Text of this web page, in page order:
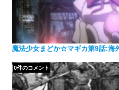
魔法少女まどか☆マギカ第9話:海
0件のコメント